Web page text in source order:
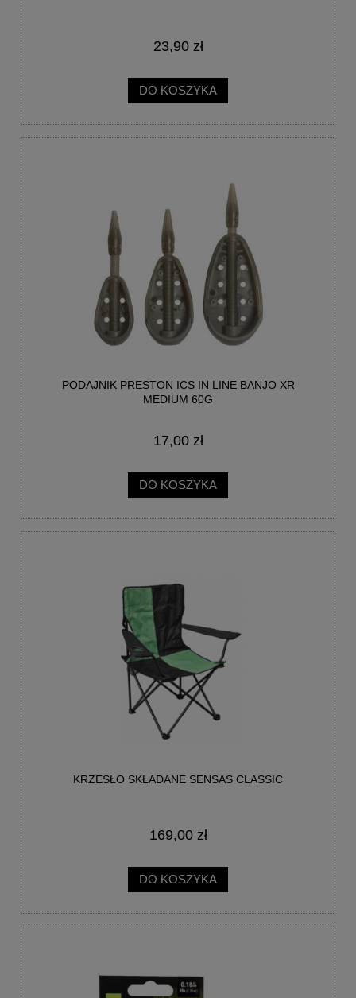
23,90 zł
DO KOSZYKA
PODAJNIK PRESTON ICS IN LINE BANJO XR
MEDIUM 60G
17,00 zł
DO KOSZYKA
KRZESŁO SKŁADANE SENSAS CLASSIC
169,00 zł
DO KOSZYKA